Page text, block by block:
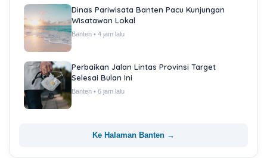
Dinas Pariwisata Banten Pacu Kunjungan
Wisatawan Lokal
Banten • 4 jam lalu
Perbaikan Jalan Lintas Provinsi Target
Selesai Bulan Ini
Banten • 6 jam lalu
Ke Halaman Banten →